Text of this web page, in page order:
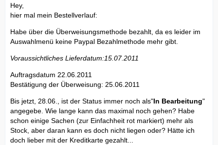
Hey,
hier mal mein Bestellverlauf:
Habe über die Überweisungsmethode bezahlt, da es leider im
Auswahlmenü keine Paypal Bezahlmethode mehr gibt.
Voraussichtliches Lieferdatum:15.07.2011
Auftragsdatum 22.06.2011
Bestätigung der Überweisung: 25.06.2011
Bis jetzt, 28.06., ist der Status immer noch als"In Bearbeitung"
angegebe. Wie lange kann das maximal noch gehen? Habe
schon einige Sachen (zur Einfachheit rot markiert) mehr als
Stock, aber daran kann es doch nicht liegen oder? Hätte ich
doch lieber mit der Kreditkarte gezahlt...